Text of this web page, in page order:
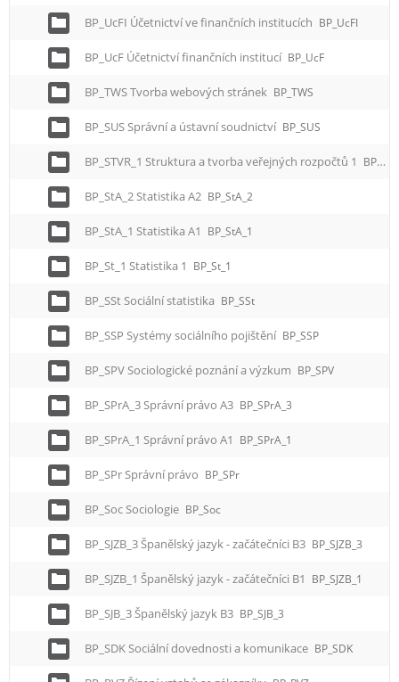
BP_UcFI Účetnictví ve finančních institucích BP_UcFI
BP_UcF Účetnictví finančních institucí BP_UcF
BP_TWS Tvorba webových stránek BP_TWS
BP_SUS Správní a ústavní soudnictví BP_SUS
BP_STVR_1 Struktura a tvorba veřejných rozpočtů 1 BP_STVR_1
BP_StA_2 Statistika A2 BP_StA_2
BP_StA_1 Statistika A1 BP_StA_1
BP_St_1 Statistika 1 BP_St_1
BP_SSt Sociální statistika BP_SSt
BP_SSP Systémy sociálního pojištění BP_SSP
BP_SPV Sociologické poznání a výzkum BP_SPV
BP_SPrA_3 Správní právo A3 BP_SPrA_3
BP_SPrA_1 Správní právo A1 BP_SPrA_1
BP_SPr Správní právo BP_SPr
BP_Soc Sociologie BP_Soc
BP_SJZB_3 Španělský jazyk - začátečníci B3 BP_SJZB_3
BP_SJZB_1 Španělský jazyk - začátečníci B1 BP_SJZB_1
BP_SJB_3 Španělský jazyk B3 BP_SJB_3
BP_SDK Sociální dovednosti a komunikace BP_SDK